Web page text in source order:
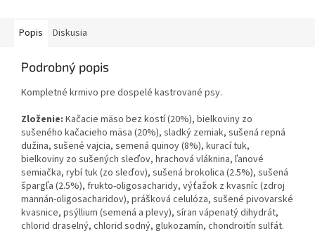
Popis Diskusia
Podrobný popis
Kompletné krmivo pre dospelé kastrované psy.
Zloženie: Kačacie mäso bez kostí (20%), bielkoviny zo
sušeného kačacieho mäsa (20%), sladký zemiak, sušená repná
dužina, sušené vajcia, semená quinoy (8%), kurací tuk,
bielkoviny zo sušených sleďov, hrachová vláknina, ľanové
semiačka, rybí tuk (zo sleďov), sušená brokolica (2.5%), sušená
špargľa (2.5%), frukto-oligosacharidy, výťažok z kvasníc (zdroj
mannán-oligosacharidov), prášková celulóza, sušené pivovarské
kvasnice, psýllium (semená a plevy), síran vápenatý dihydrát,
chlorid draselný, chlorid sodný, glukozamín, chondroitín sulfát.